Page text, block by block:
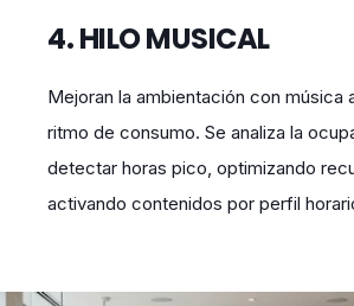
4. HILO MUSICAL
Mejoran la ambientación con música
ritmo de consumo. Se analiza la
detectar horas pico, optimizando
activando contenidos por perfil